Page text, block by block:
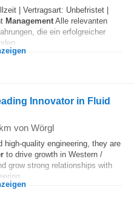
| Vertragsart: Unbefristet |
Management Alle relevanten
die ein erfolgreicher
Innovator in Fluid
von Wörgl
quality engineering, they are
to drive growth in Western /
grow strong relationships with